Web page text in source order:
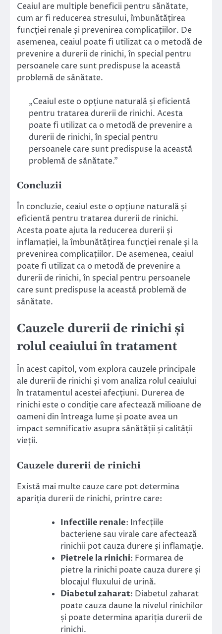
Ceaiul are multiple beneficii pentru sănătate,
cum ar fi reducerea stresului, îmbunătățirea
funcției renale și prevenirea complicațiilor. De
asemenea, ceaiul poate fi utilizat ca o metodă de
prevenire a durerii de rinichi, în special pentru
persoanele care sunt predispuse la această
problemă de sănătate.
„Ceaiul este o opțiune naturală și eficientă
pentru tratarea durerii de rinichi. Acesta
poate fi utilizat ca o metodă de prevenire a
durerii de rinichi, în special pentru
persoanele care sunt predispuse la această
problemă de sănătate.”
Concluzii
În concluzie, ceaiul este o opțiune naturală și
eficientă pentru tratarea durerii de rinichi.
Acesta poate ajuta la reducerea durerii și
inflamației, la îmbunătățirea funcției renale și la
prevenirea complicațiilor. De asemenea, ceaiul
poate fi utilizat ca o metodă de prevenire a
durerii de rinichi, în special pentru persoanele
care sunt predispuse la această problemă de
sănătate.
Cauzele durerii de rinichi și
rolul ceaiului în tratament
În acest capitol, vom explora cauzele principale
ale durerii de rinichi și vom analiza rolul ceaiului
în tratamentul acestei afecțiuni. Durerea de
rinichi este o condiție care afectează milioane de
oameni din întreaga lume și poate avea un
impact semnificativ asupra sănătății și calității
vieții.
Cauzele durerii de rinichi
Există mai multe cauze care pot determina
apariția durerii de rinichi, printre care:
Infectiile renale: Infecțiile
bacteriene sau virale care afectează
rinichii pot cauza durere și inflamație.
Pietrele la rinichi: Formarea de
pietre la rinichi poate cauza durere și
blocajul fluxului de urină.
Diabetul zaharat: Diabetul zaharat
poate cauza daune la nivelul rinichilor
și poate determina apariția durerii de
rinichi.